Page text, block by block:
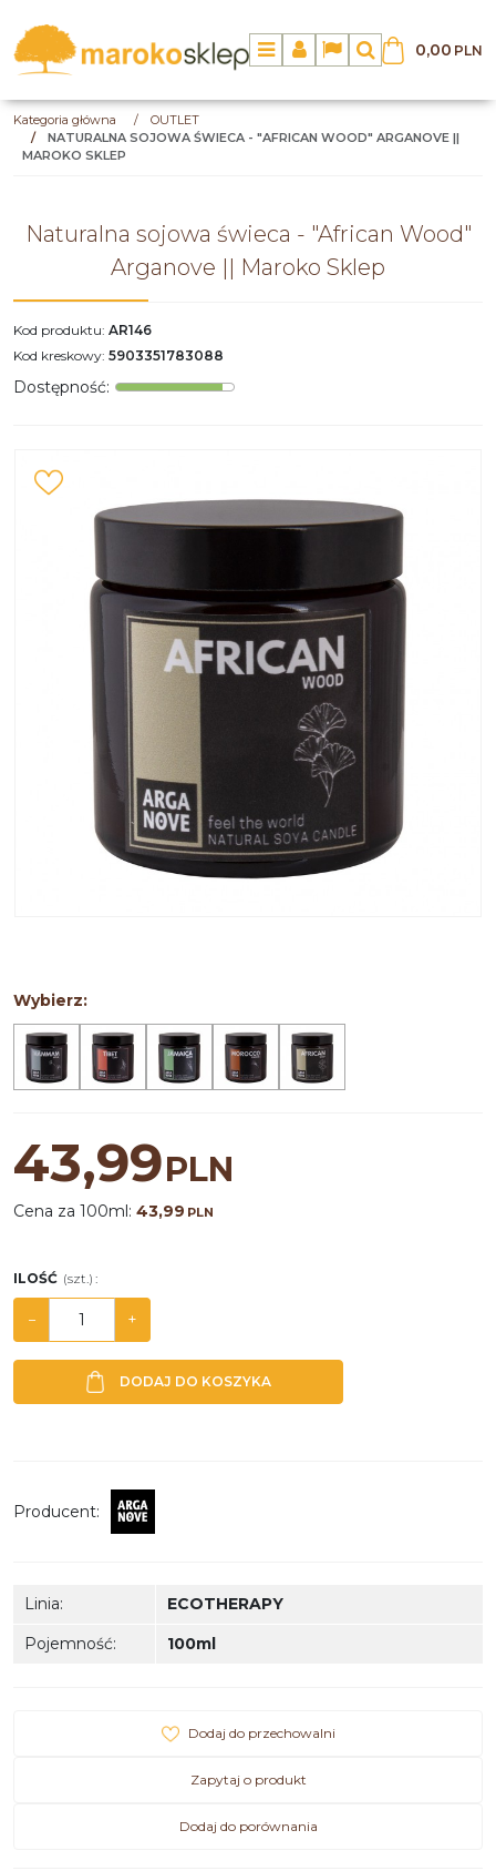
MenuPanelLangSzukaj
0,00 PLN
Kategoria główna /
OUTLET
/
NATURALNA SOJOWA ŚWIECA - "AFRICAN WOOD" ARGANOVE ||
MAROKO SKLEP
Naturalna sojowa świeca - "African Wood"
Arganove || Maroko Sklep
Kod produktu: AR146
Kod kreskowy: 5903351783088
Dostępność:
Wybierz:
43,99PLN
Cena za 100ml: 43,99 PLN
ILOŚĆ (szt.) :
− +
DODAJ DO KOSZYKA
Producent:
Linia:
ECOTHERAPY
Pojemność: 100ml
Dodaj do przechowalni
Zapytaj o produkt
Dodaj do porównania